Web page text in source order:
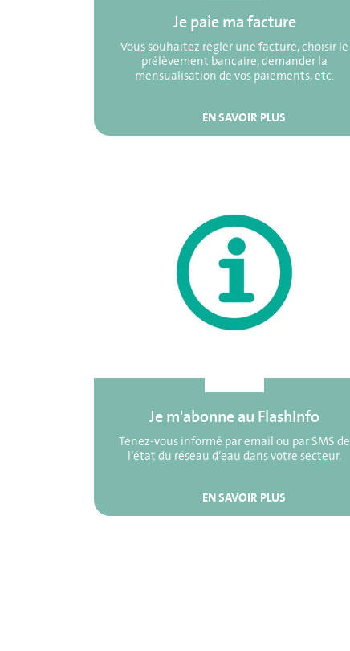
Je paie ma facture
Vous souhaitez régler une facture, choisir le
prélèvement bancaire, demander la
mensualisation de vos paiements, etc.
EN SAVOIR PLUS
Je m'abonne au FlashInfo
Tenez-vous informé par email ou par SMS de
l’état du réseau d’eau dans votre secteur,
EN SAVOIR PLUS